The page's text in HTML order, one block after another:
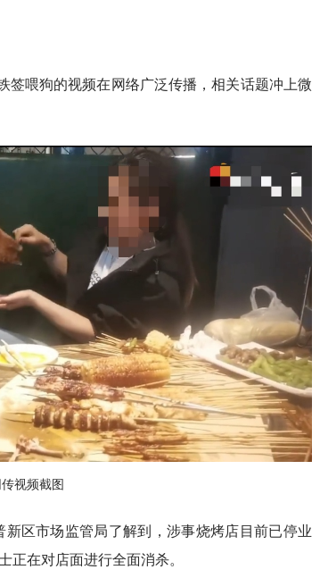
签喂狗的视频在网络广泛传播，相关话题冲上微
传视频截图
区市场监管局了解到，涉事烧烤店目前已停业
正在对店面进行全面消杀。